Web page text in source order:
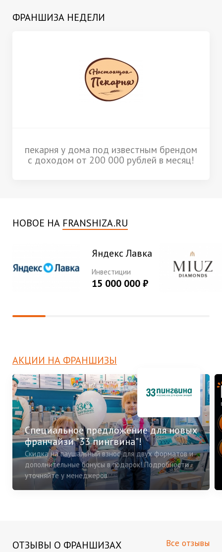
ФРАНШИЗА НЕДЕЛИ
пекарня у дома под известным брендом
с доходом от 200 000 рублей в месяц!
НОВОЕ НА FRANSHIZA.RU
Яндекс Лавка
Инвестиции
15 000 000 ₽
АКЦИИ НА ФРАНШИЗЫ
Специальное предложение для новых
франчайзи "33 пингвина"!
Скидка на паушальный взнос для двух форматов и
дополнительные бонусы в подарок! Подробности
уточняйте у менеджеров
ОТЗЫВЫ О ФРАНШИЗАХ Все отзывы